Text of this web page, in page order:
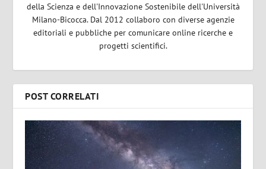
della Scienza e dell'Innovazione Sostenibile dell'Università
Milano-Bicocca. Dal 2012 collaboro con diverse agenzie
editoriali e pubbliche per comunicare online ricerche e
progetti scientifici.
POST CORRELATI